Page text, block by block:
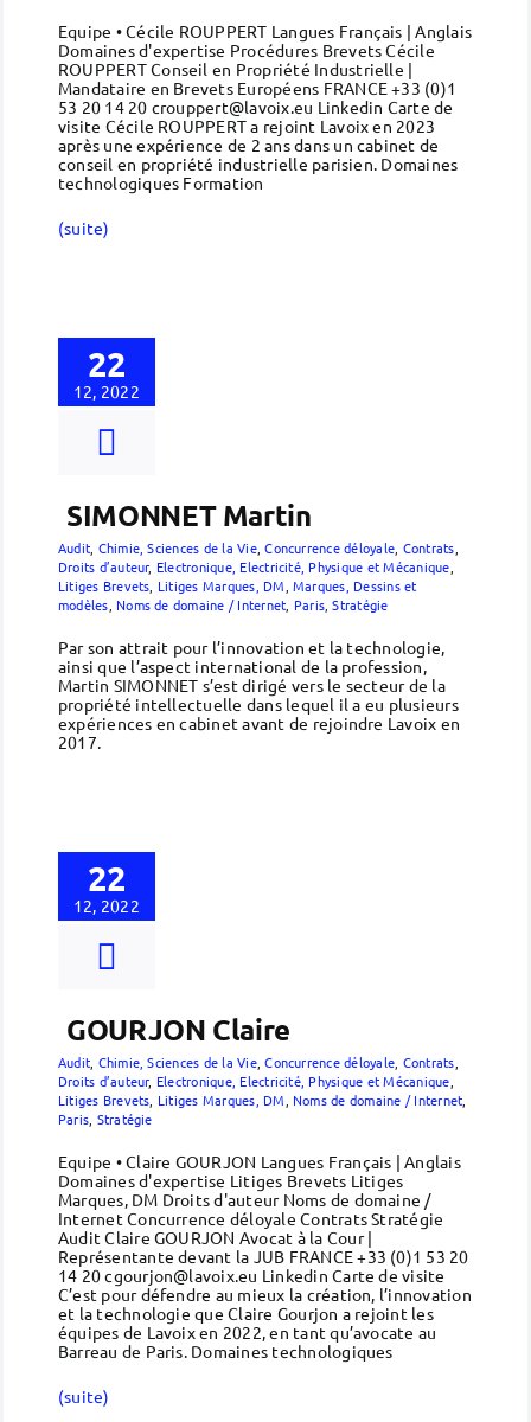
Equipe • Cécile ROUPPERT Langues Français | Anglais
Domaines d'expertise Procédures Brevets Cécile
ROUPPERT Conseil en Propriété Industrielle |
Mandataire en Brevets Européens FRANCE +33 (0)1
53 20 14 20 crouppert@lavoix.eu Linkedin Carte de
visite Cécile ROUPPERT a rejoint Lavoix en 2023
après une expérience de 2 ans dans un cabinet de
conseil en propriété industrielle parisien. Domaines
technologiques Formation
(suite)
22
12, 2022
SIMONNET Martin
Audit Chimie, Sciences de la Vie,Concurrence déloyale Contrats
Droits d’auteur, Electronique, Electricité, Physique et Mécanique
Litiges Brevets Litiges Marques, DM ,Marques, Dessins et
modèles Noms de domaine / Internet Paris,Stratégie
Par son attrait pour l’innovation et la technologie,
ainsi que l’aspect international de la profession,
Martin SIMONNET s’est dirigé vers le secteur de la
propriété intellectuelle dans lequel il a eu plusieurs
expériences en cabinet avant de rejoindre Lavoix en
2017.
22
12, 2022
GOURJON Claire
Audit Chimie, Sciences de la Vie,Concurrence déloyale Contrats
Droits d’auteur, Electronique, Electricité, Physique et Mécanique
Litiges Brevets Litiges Marques, DM Noms de domaine / Internet
Paris Stratégie
Equipe • Claire GOURJON Langues Français | Anglais
Domaines d'expertise Litiges Brevets Litiges
Marques, DM Droits d'auteur Noms de domaine /
Internet Concurrence déloyale Contrats Stratégie
Audit Claire GOURJON Avocat à la Cour |
Représentante devant la JUB FRANCE +33 (0)1 53 20
14 20 cgourjon@lavoix.eu Linkedin Carte de visite
C’est pour défendre au mieux la création, l’innovation
et la technologie que Claire Gourjon a rejoint les
équipes de Lavoix en 2022, en tant qu’avocate au
Barreau de Paris. Domaines technologiques
(suite)